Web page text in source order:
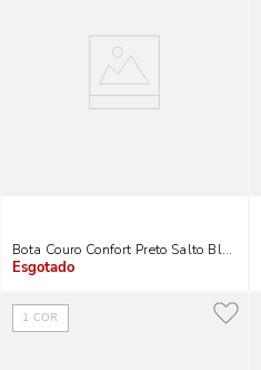
Bota Couro Confort Preto Salto Bloco
Indisponível
1 COR